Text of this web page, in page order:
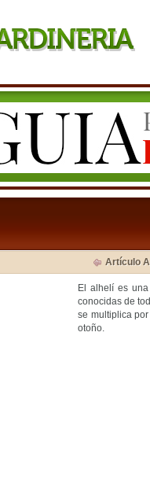
Artículo
El alhelí es
conocidas de
se multiplica
otoño.